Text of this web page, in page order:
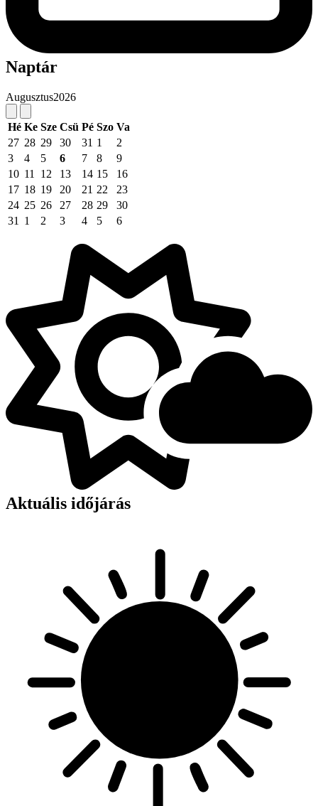
Naptár
Augusztus2026
Hé Ke Sze Csü Pé Szo Va
27 28 29 30 31 1
2
3
4 5 6 7 8
9
10 11 12 13 14 15
16
17 18 19 20 21 22
23
24 25 26 27 28 29
30
31
1 2 3 4 5 6
Aktuális időjárás